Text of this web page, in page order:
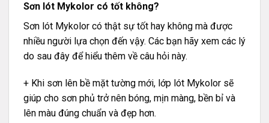
Sơn lót Mykolor có tốt không?
Sơn lót Mykolor có thật sự tốt hay không mà được
nhiều người lựa chọn đến vậy. Các bạn hãy xem các lý
do sau đây để hiểu thêm về câu hỏi này.
+ Khi sơn lên bề mặt tường mới, lớp lót Mykolor sẽ
giúp cho sơn phủ trở nên bóng, mịn màng, bền bỉ và
lên màu đúng chuẩn và đẹp hơn.